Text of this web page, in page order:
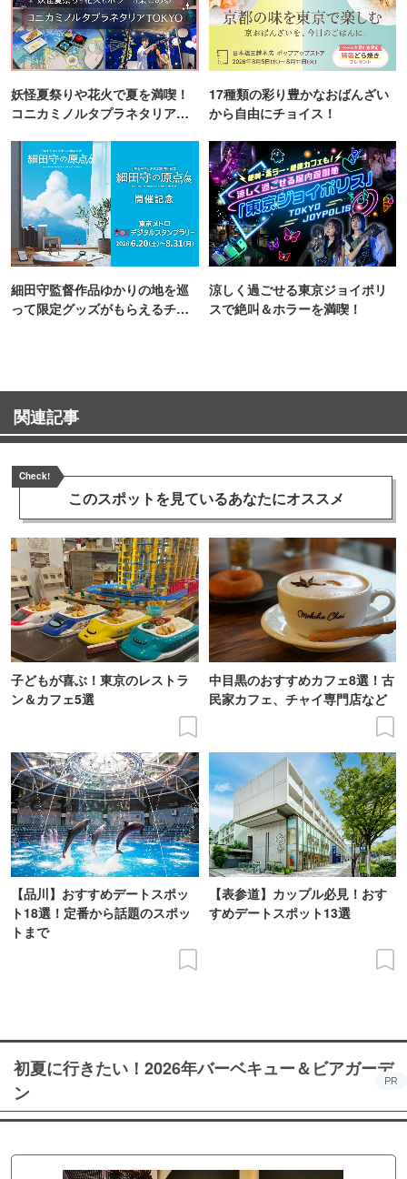
妖怪夏祭りや花火で夏を満喫！
コニカミノルタプラネタリア
17種類の彩り豊かなおばんざい
から自由にチョイス！
細田守監督作品ゆかりの地を巡
って限定グッズがもらえるチャ
涼しく過ごせる東京ジョイポリ
スで絶叫＆ホラーを満喫！
関連記事
Check!
このスポットを見ているあなたにオススメ
子どもが喜ぶ！東京のレストラ
ン＆カフェ5選
中目黒のおすすめカフェ8選！古
民家カフェ、チャイ専門店など
【品川】おすすめデートスポッ
ト18選！定番から話題のスポッ
トまで
【表参道】カップル必見！おす
すめデートスポット13選
初夏に行きたい！2026年バーベキュー＆ビアガーデ
ン
PR